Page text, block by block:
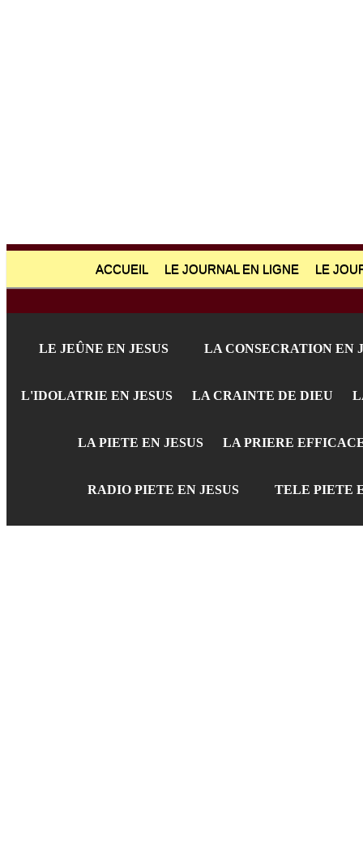
LE
LE JOURNAL EN LIGNE
ACCUEIL
LE JEÛNE EN JESUS LA CONSECRATION EN
L'IDOLATRIE EN JESUS LA CRAINTE DE DIEU
LA PIETE EN JESUS LA PRIERE
RADIO PIETE EN JESUS TELE PIETE